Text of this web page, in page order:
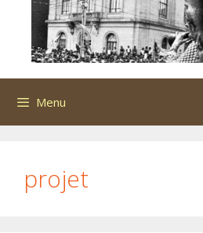
Menu
projet